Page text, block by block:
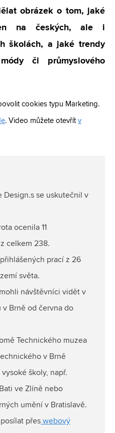
obrázek o tom, jaké
na českých, ale i
školách, a jaké trendy
či průmyslového
cookies typu Marketing.
. Video můžete otevřít v
Design.s se uskutečnil v
ocenila 11
celkem 238.
prací z 26
světa.
návštěvníci vidět v
v Brně od června do
Technického muzea
v Brně
školy, např.
ve Zlíně nebo
umění v Bratislavě.
přes webový